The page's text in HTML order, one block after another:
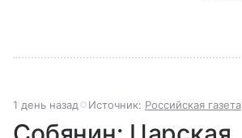
1 день назад Источник: Российская газета